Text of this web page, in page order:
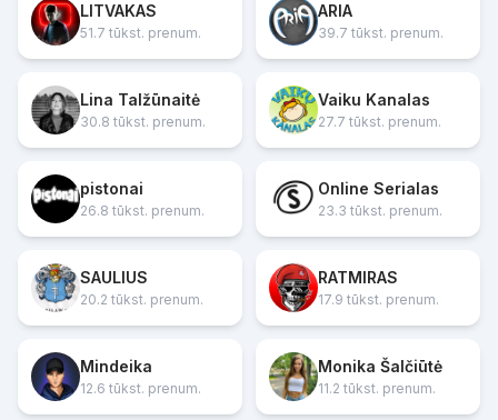
LITVAKAS
51.7 tūkst. prenum.
ARIA
39.7 tūkst. prenum.
Lina Talžūnaitė
30.8 tūkst. prenum.
Vaiku Kanalas
27.7 tūkst. prenum.
pistonai
26.8 tūkst. prenum.
Online Serialas
23.3 tūkst. prenum.
SAULIUS
20.2 tūkst. prenum.
RATMIRAS
17.9 tūkst. prenum.
Mindeika
12.6 tūkst. prenum.
Monika Šalčiūtė
11.2 tūkst. prenum.